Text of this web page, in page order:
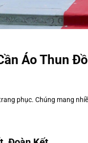
Áo Thun
phục. Chúng mang